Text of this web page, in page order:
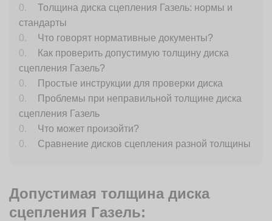
Толщина диска сцепления Газель: нормы и
стандарты
Что говорят нормативные документы?
Как проверить допустимую толщину диска
сцепления Газель?
Простые инструкции для проверки диска
Проблемы при неправильной толщине диска
сцепления Газель
Что может произойти?
Сравнение дисков сцепления разной толщины
Допустимая толщина диска
сцепления Газель: